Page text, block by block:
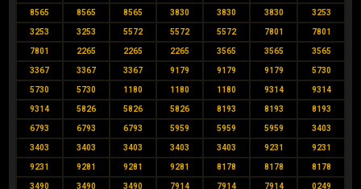
8565 8565 8565 3830 3830 3830 3253
3253 3253 5572 5572 5572 7801 7801
7801 2265 2265 2265 3565 3565 3565
3367 3367 3367 9179 9179 9179 5730
5730 5730 1180 1180 1180 9314 9314
9314 5826 5826 5826 8193 8193 8193
6793 6793 6793 5959 5959 5959 3403
3403 3403 3403 3403 3403 9231 9231
9231 9281 9281 9281 8178 8178 8178
3490 3490 3490 7914 7914 7914 0249